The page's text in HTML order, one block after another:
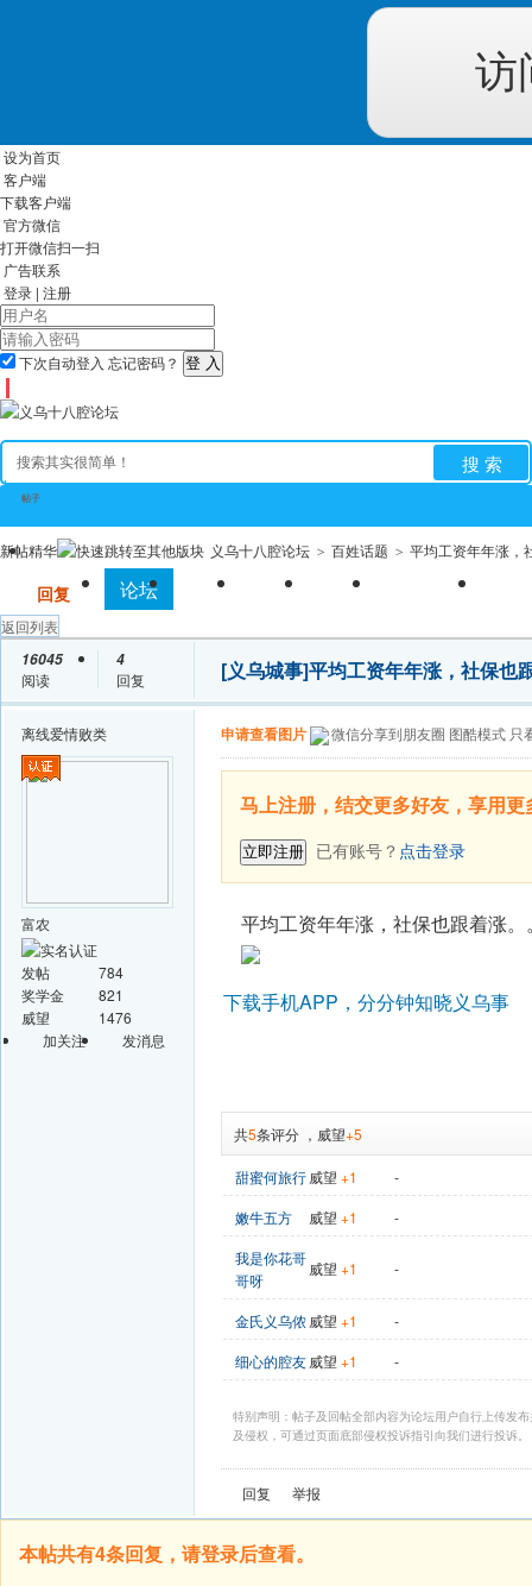
访
设为首页
客户端
下载客户端
官方微信
打开微信扫一扫
广告联系
登录 | 注册
下次自动登入 忘记密码？
帖子
搜 索
全站首页 论坛 房产 相亲 亲子 求职招聘
新帖精华 义乌十八腔论坛 > 百姓话题 > 平均工资年年涨，
回复
返回列表
16045
阅读
4
回复
[义乌城事]平均工资年年涨，社保也
离线爱情败类
富农
发帖
784
奖学金
821
威望
1476
加关注
发消息
申请查看图片 微信分享到朋友圈 图酷模式 只
马上注册，结交更多好友，享用
立即注册 已有账号？ 点击登录
平均工资年年涨，社保也跟着涨
下载手机APP，分分钟知晓义乌事
共5条评分 ， 威望+5
甜蜜何旅行威望 +1
-
嫩牛五方
威望 +1
-
我是你花哥
哥呀
威望 +1 -
金氏义乌侬威望 +1
-
细心的腔友威望 +1 -
特别声明：帖子及回帖全部内容为论坛用户自行上传发
及侵权，可通过页面底部侵权投诉指引向我们进行投诉。
回复 举报
本帖共有4条回复，请登录后查看。